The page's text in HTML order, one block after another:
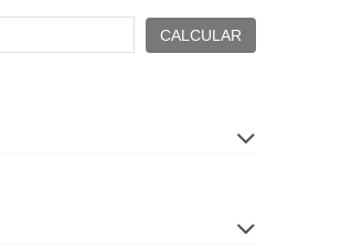
CALCULAR